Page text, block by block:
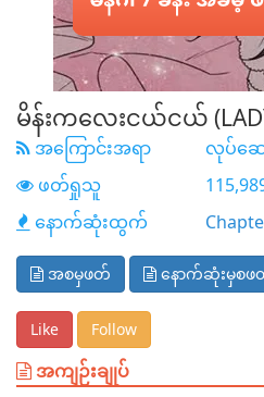
မိန်းကလေးငယ်ငယ်
အကြောင်းအရာ
လုပ်ဆေ
ဖတ်ရှုသူ
နောက်ဆုံးထွက်
အစမှဖတ် နောက်ဆုံးမှစဖ
Like Follow
အကျဉ်းချုပ်